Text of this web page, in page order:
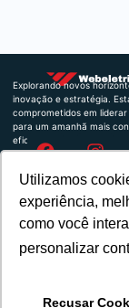
Utilizamos
experiência,
como você
personalizar
Recusar
Explorando novos
inovação e estratégia.
comprometidos em
para um amanhã mais
eficiente.
Retrocart Veiculos Eletricos
reservados.